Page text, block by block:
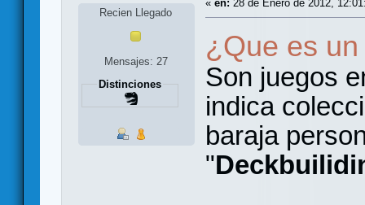
Recien Llegado
Mensajes: 27
Distinciones
« en: 28 de Enero de 2012,
¿Que es
Son juegos
indica
baraja
"